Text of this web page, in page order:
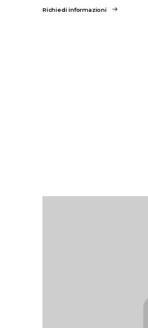
Richiedi informazioni